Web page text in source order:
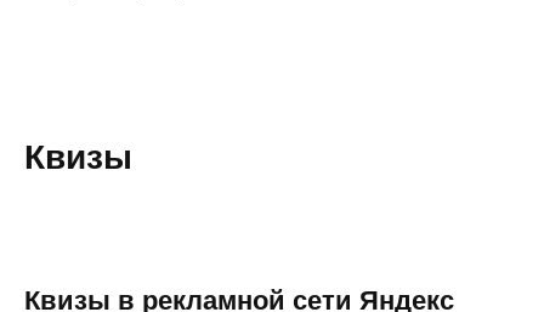
Квизы
Квизы в рекламной сети Яндекс